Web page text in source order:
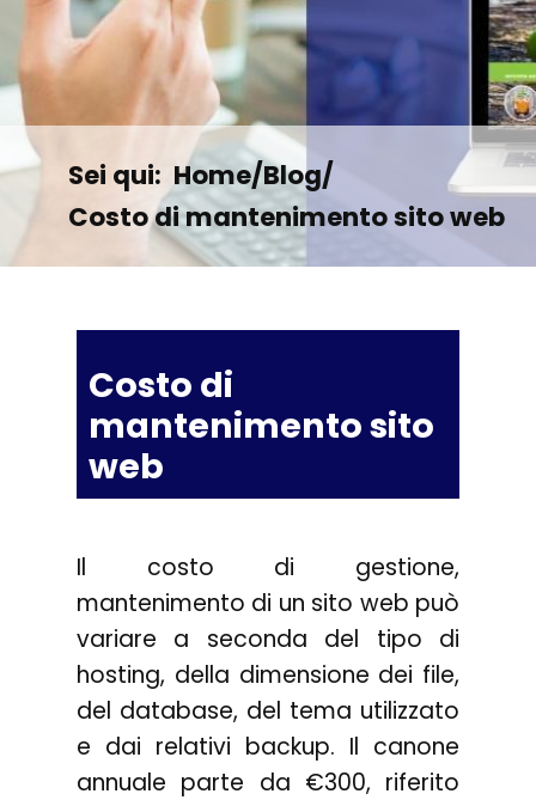
Sei qui: Home/Blog/
Costo di mantenimento sito web
Costo di
mantenimento sito
web
Il costo di gestione,
mantenimento di un sito web può
variare a seconda del tipo di
hosting, della dimensione dei file,
del database, del tema utilizzato
e dai relativi backup. Il canone
annuale parte da €300, riferito